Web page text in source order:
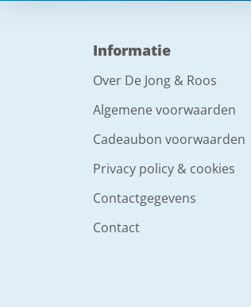
Informatie
Over De Jong & Roos
Algemene voorwaarden
Cadeaubon voorwaarden
Privacy policy & cookies
Contactgegevens
Contact